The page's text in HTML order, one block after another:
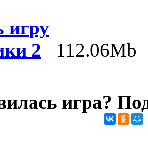
игру
2 112.06Mb
игра?